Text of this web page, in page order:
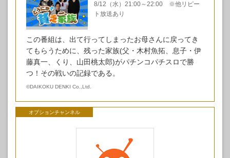
8/12（水）21:00～22:00 ※他リピー
ト放送あり
この番組は、出て行ってしまったお母さんに戻ってき
てもらうために、残った家族(父・木村魚拓、息子・伊
藤真一、くり、山田桃太郎)がパチンコパチスロで勝
つ！その戦いの記録である。
©DAIKOKU DENKI Co.,Ltd.
オプションチャンネル